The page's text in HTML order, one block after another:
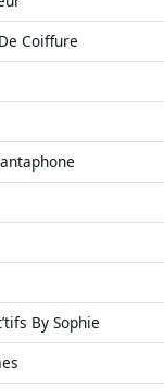
Coiffure
By Sophie